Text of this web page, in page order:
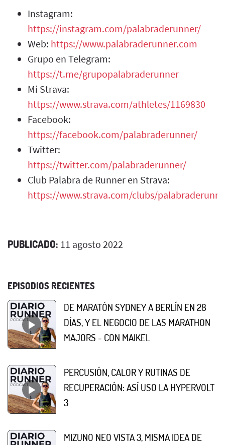
Instagram:
https://instagram.com/palabraderunner/
Web: https://www.palabraderunner.com
Grupo en Telegram:
https://t.me/grupopalabraderunner
Mi Strava:
https://www.strava.com/athletes/1169830
Facebook:
https://facebook.com/palabraderunner/
Twitter:
https://twitter.com/palabraderunner/
Club Palabra de Runner en Strava:
https://www.strava.com/clubs/
PUBLICADO: 11 agosto 2022
EPISODIOS RECIENTES
DE MARATÓN SYDNEY A BERLÍN EN 28
DÍAS, Y EL NEGOCIO DE LAS MARATHON
MAJORS - CON MAIKEL
PERCUSIÓN, CALOR Y RUTINAS DE
RECUPERACIÓN: ASÍ USO LA HYPERVOLT
3
MIZUNO NEO VISTA 3, MISMA IDEA DE